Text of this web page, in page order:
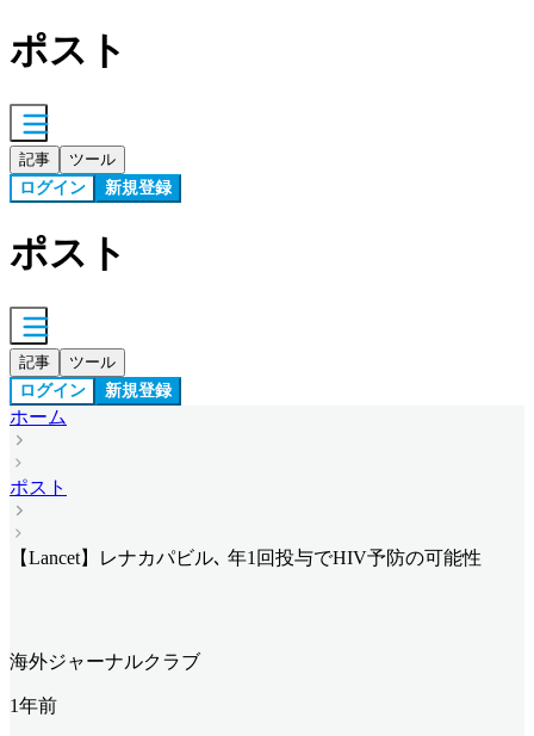
ポスト
記事 ツール
ログイン 新規登録
ポスト
記事 ツール
ログイン 新規登録
ホーム
ポスト
【Lancet】レナカパビル､ 年1回投与でHIV予防の可能性
海外ジャーナルクラブ
1年前